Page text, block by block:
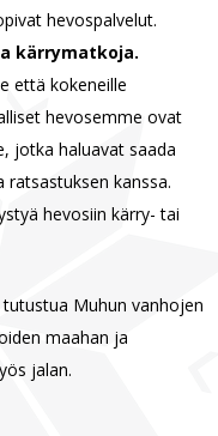
hevospalvelut.
kärrymatkoja.
että kokeneille
hevosemme ovat
jotka haluavat saada
kanssa.
hevosiin kärry- tai
Muhun vanhojen
maahan ja
jalan.